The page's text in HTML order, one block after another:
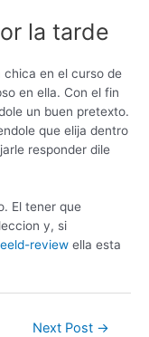
la tarde
chica en el curso de
en ella. Con el fin
un buen pretexto.
que elija dentro
responder dile
El tener que
y, si
review ella esta
Next Post →